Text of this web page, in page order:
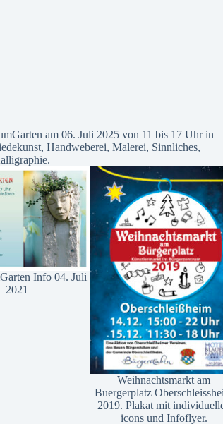
am 06. Juli 2025 von 11 bis 17 Uhr in
Handweberei, Malerei, Sinnliches,
Info 04. Juli
2021
Weihnachtsmarkt am
Buergerplatz
2019. Plakat mit
icons und Infoflyer.